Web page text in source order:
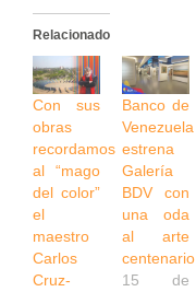
Relacionado
Con sus
obras
recordamos
al “mago
del color”
el
maestro
Carlos
Cruz-
Banco de
Venezuela
estrena
Galería
BDV con
una oda
al arte
centenario
15 de